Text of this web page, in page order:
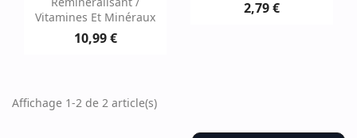
Vitamines Et Minéraux
10,99 €
2,79 €
Affichage 1-2 de 2 article(s)